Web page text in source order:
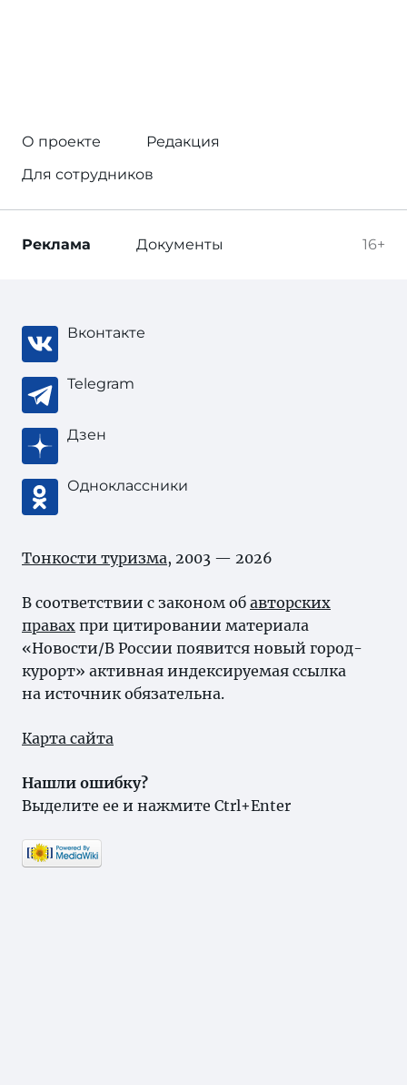
О проекте
Редакция
Для сотрудников
16+
Реклама Документы
Вконтакте
Telegram
Дзен
Одноклассники
Тонкости туризма, 2003 — 2026
В соответствии с законом об авторских
правах при цитировании материала
«Новости/В России появится новый город-
курорт» активная индексируемая ссылка
на источник обязательна.
Карта сайта
Нашли ошибку?
Выделите ее и нажмите Ctrl+Enter